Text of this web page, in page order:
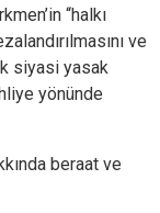
“halkı
ve
siyasi yasak
yönünde
beraat ve